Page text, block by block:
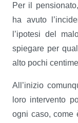
Per il
ha avuto
l’ipotesi del
spiegare per
alto pochi
All’inizio
loro intervento
ogni caso, come